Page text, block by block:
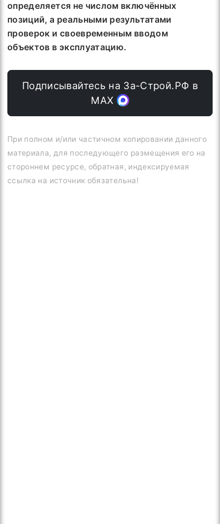
определяется не числом включённых
позиций, а реальными результатами
проверок и своевременным вводом
объектов в эксплуатацию.
Подписывайтесь на За-Строй.РФ в
МАХ
При полном и/или частичном копировании данного
материала, для последующего размещения его на
стороннем ресурсе, обратная, индексируемая
ссылка на источник обязательна!